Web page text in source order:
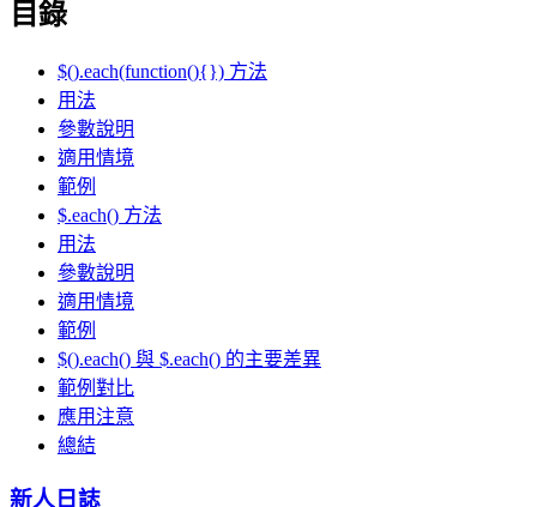
目錄
$().each(function(){}) 方法
用法
參數說明
適用情境
範例
$.each() 方法
用法
參數說明
適用情境
範例
$().each() 與 $.each() 的主要差異
範例對比
應用注意
總結
新人日誌